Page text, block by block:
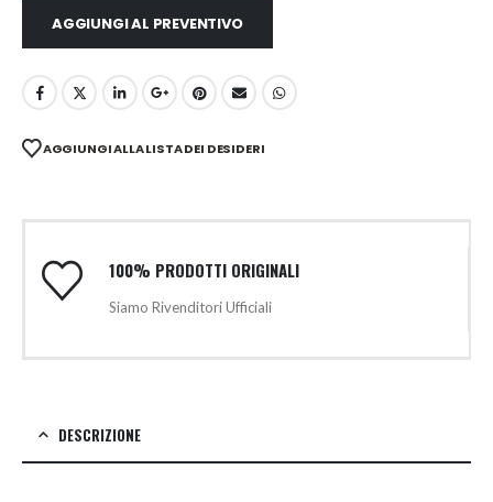
AGGIUNGI AL PREVENTIVO
AGGIUNGI ALLA LISTA DEI DESIDERI
100% PRODOTTI ORIGINALI
Siamo Rivenditori Ufficiali
DESCRIZIONE